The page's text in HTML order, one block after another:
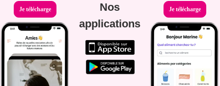
Je télécharge
Nos
applications
Je télécharge